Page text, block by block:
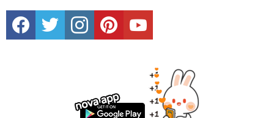
facebooktwitter instagrampinterestyoutube